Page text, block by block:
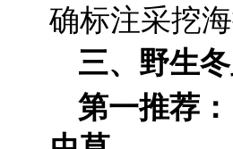
确标注采挖
三、野生
第一推荐